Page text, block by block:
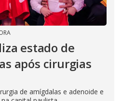
estado de
após cirurgias
de amígdalas e adenoide e